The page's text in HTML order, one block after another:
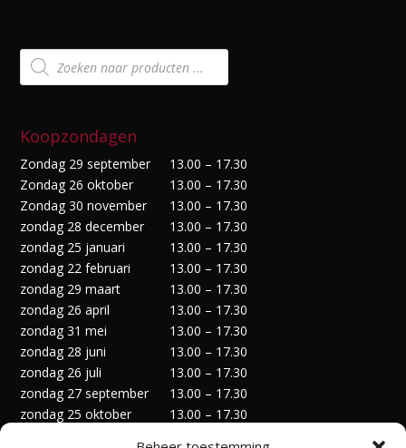
Producten
zoeken
Koopzondagen
Zondag 29 september
13.00 – 17.30
Zondag 26 oktober
13.00 – 17.30
Zondag 30 november
13.00 – 17.30
zondag 28 december
13.00 – 17.30
zondag 25 januari
13.00 – 17.30
zondag 22 februari
13.00 – 17.30
zondag 29 maart
13.00 – 17.30
zondag 26 april
13.00 – 17.30
zondag 31 mei
13.00 – 17.30
zondag 28 juni
13.00 – 17.30
zondag 26 juli
13.00 – 17.30
zondag 27 september
13.00 – 17.30
zondag 25 oktober
13.00 – 17.30